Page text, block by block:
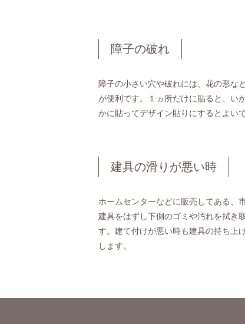
障子の破れ
障子の小さい穴や破れには、花の形な
が便利です。１ヵ所だけに貼ると、い
かに貼ってデザイン貼りにするとよい
建具の滑りが悪い時
ホームセンターなどに販売してある、
建具をはずし下側のゴミや汚れを拭き
す。建て付けが悪い時も建具の持ち上
します。